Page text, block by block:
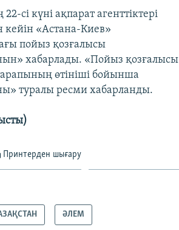
22-сі күні ақпарат агенттіктері
кейін «Астана-Киев»
пойыз қозғалысы
хабарлады. «Пойыз қозғалысы
өтініші бойынша
туралы ресми хабарланды.
Принтерден шығару
ӘЛЕМ